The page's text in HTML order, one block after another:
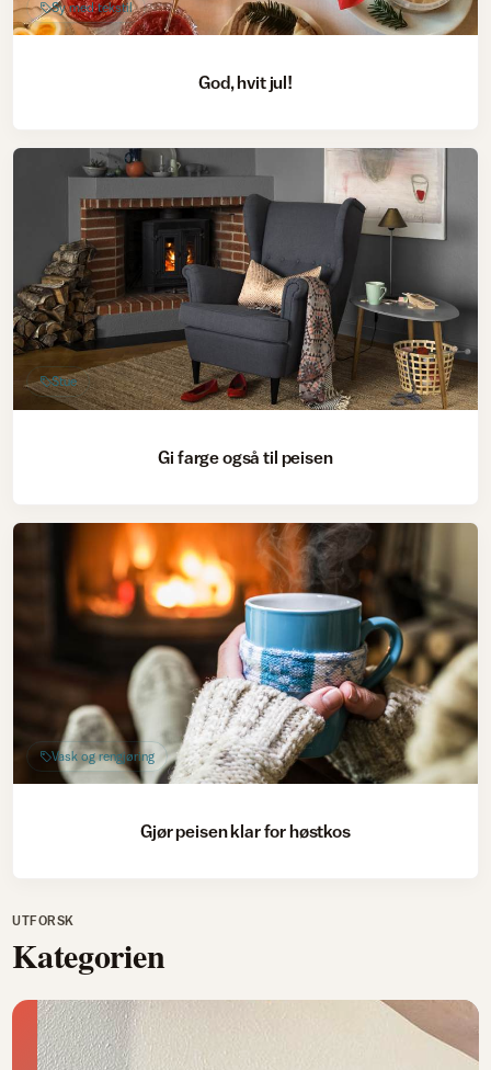
Sy med tekstil
God, hvit jul!
Stue
Gi farge også til peisen
Vask og rengjøring
Gjør peisen klar for høstkos
UTFORSK
Kategorien